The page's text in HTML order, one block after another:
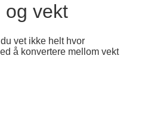
og vekt
vet ikke helt hvor
å konvertere mellom vekt